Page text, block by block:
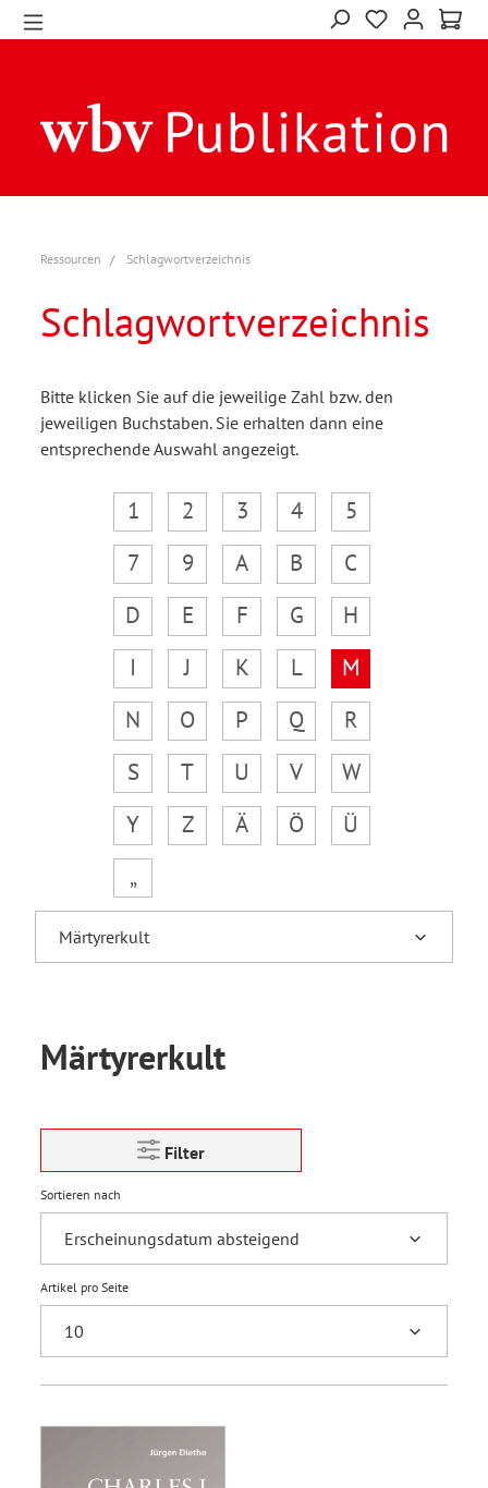
Ressourcen Schlagwortverzeichnis
Schlagwortverzeichnis
Bitte klicken Sie auf die jeweilige Zahl bzw. den
jeweiligen Buchstaben. Sie erhalten dann eine
entsprechende Auswahl angezeigt.
1 2 3 4
5
7
9 A B
C
D
E F G
H
I
J K L
M
N
O P Q
R
S
T U V
W
Y
Z Ä Ö
Ü
„
Märtyrerkult
Filter
Sortieren nach
Artikel pro Seite